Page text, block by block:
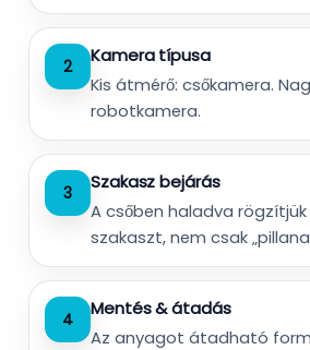
2
Kamera típusa
Kis átmérő: csőkamera.
robotkamera.
3
Szakasz bejárás
A csőben haladva
szakaszt, nem csak
4
Mentés & átadás
Az anyagot átadható